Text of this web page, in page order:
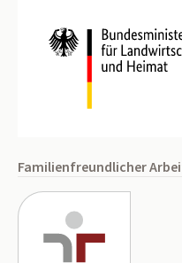
Familienfreundlicher